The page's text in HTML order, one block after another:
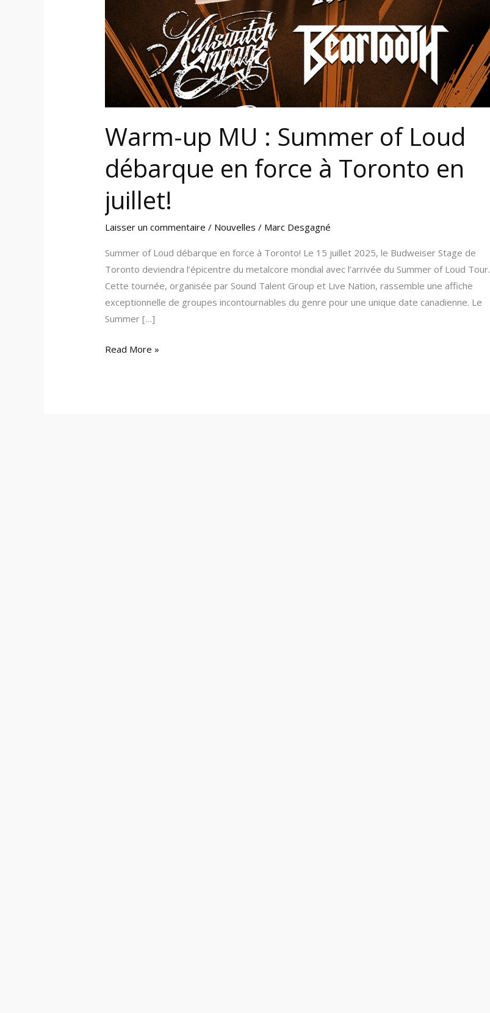
Warm-up MU : Summer of Loud
débarque en force à Toronto en
juillet!
Laisser un commentaire / Nouvelles / Marc Desgagné
Summer of Loud débarque en force à Toronto! Le 15 juillet 2025, le Budweiser Stage de
Toronto deviendra l’épicentre du metalcore mondial avec l’arrivée du Summer of Loud Tour.
Cette tournée, organisée par Sound Talent Group et Live Nation, rassemble une affiche
exceptionnelle de groupes incontournables du genre pour une unique date canadienne. Le
Summer […]
force
à
Toronto
Read More »